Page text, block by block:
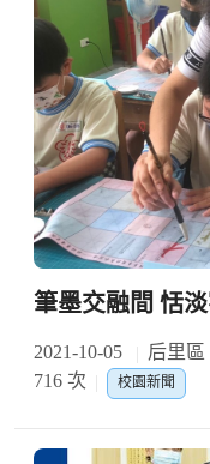
筆墨交融間 恬
2021-10-05 后里
716 次
校園新聞